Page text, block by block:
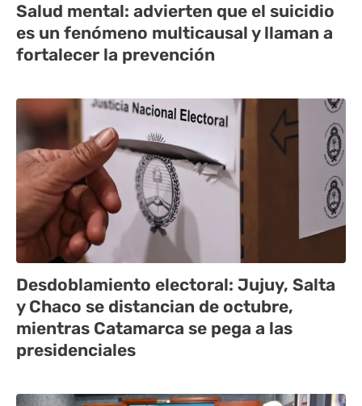
Salud mental: advierten que el suicidio
es un fenómeno multicausal y llaman a
fortalecer la prevención
Desdoblamiento electoral: Jujuy, Salta
y Chaco se distancian de octubre,
mientras Catamarca se pega a las
presidenciales